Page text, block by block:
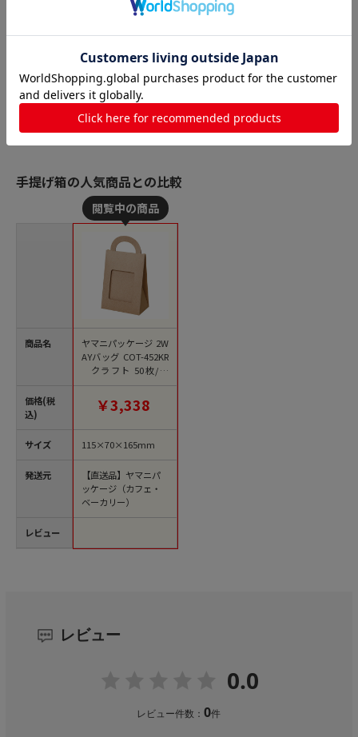
手提げ箱の人気商品との比較
商品名
価格(税
込)
サイズ
発送元
レビュー
ヤマニパッケージ 2W
AYバッグ COT-452KR
クラフト 50枚/束
（ご注文単位4束）
【直送品】
￥3,338
115×70×165mm
【直送品】ヤマニパ
ッケージ（カフェ・
ベーカリー）
レビュー
0.0
レビュー件数：0件